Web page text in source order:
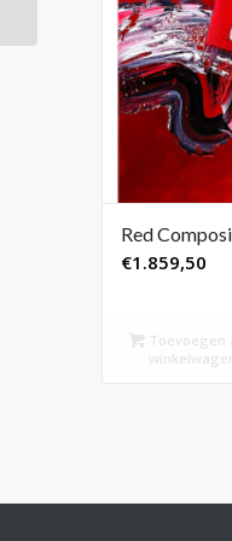
Red
€1.859,50
Toevoegen